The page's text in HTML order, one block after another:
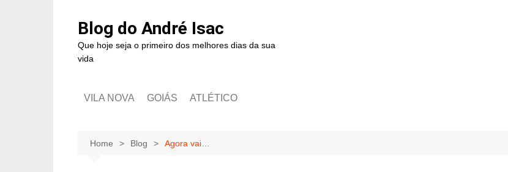
Blog do André Isac
Que hoje seja o primeiro dos melhores dias da sua
vida
VILA NOVA GOIÁS ATLÉTICO
Home Blog Agora vai…